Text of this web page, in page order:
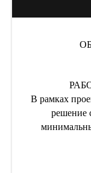
В рамках
решение